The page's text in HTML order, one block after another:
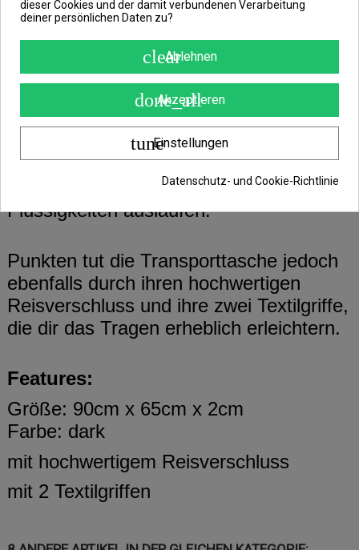
oder schmutziges Angeltackle, wie
beispielsweise Wathosen oder
Abhakmatten, in ihr zu transportieren.
Dank des verwendeten
wasserabweisenden Materials musst du
dir keine Sorgen darüber machen, dass
während des Transports unerwünschte
Flüssigkeiten auslaufen.
Punkten tut die Transporttasche jedoch
ebenfalls durch ihren hochwertigen
Reisverschluss und ihre zwei Textilgriffe,
die dir das Tragen erheblich erleichtern.
Features:
Größe: 90cm x 65cm x 2cm
Farbe: dark
mit hochwertigem Reisverschluss
mit 2 Textilgriffen
dieser Cookies und der damit verbundenen Verarbeitung
deiner persönlichen Daten zu?
clearAblehnen
done_all
Akzeptieren
tuneEinstellungen
Datenschutz- und Cookie-Richtlinie